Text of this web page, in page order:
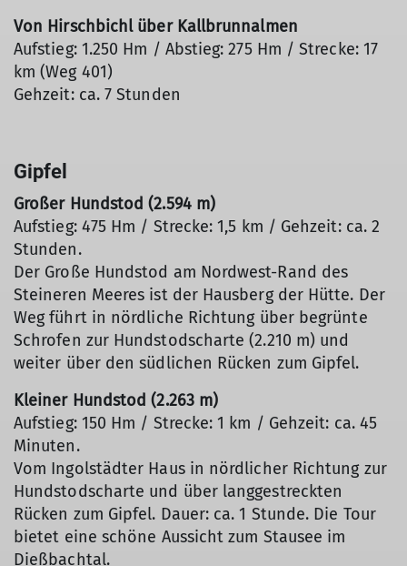
Von Hirschbichl über Kallbrunnalmen
Aufstieg: 1.250 Hm / Abstieg: 275 Hm / Strecke: 17
km (Weg 401)
Gehzeit: ca. 7 Stunden
Gipfel
Großer Hundstod (2.594 m)
Aufstieg: 475 Hm / Strecke: 1,5 km / Gehzeit: ca. 2
Stunden.
Der Große Hundstod am Nordwest-Rand des
Steineren Meeres ist der Hausberg der Hütte. Der
Weg führt in nördliche Richtung über begrünte
Schrofen zur Hundstodscharte (2.210 m) und
weiter über den südlichen Rücken zum Gipfel.
Kleiner Hundstod (2.263 m)
Aufstieg: 150 Hm / Strecke: 1 km / Gehzeit: ca. 45
Minuten.
Vom Ingolstädter Haus in nördlicher Richtung zur
Hundstodscharte und über langgestreckten
Rücken zum Gipfel. Dauer: ca. 1 Stunde. Die Tour
bietet eine schöne Aussicht zum Stausee im
Dießbachtal.